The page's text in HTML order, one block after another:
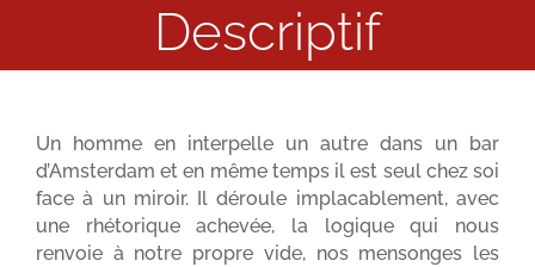
Descriptif
Un homme en interpelle un autre dans un bar
d’Amsterdam et en même temps il est seul chez soi
face à un miroir. Il déroule implacablement, avec
une rhétorique achevée, la logique qui nous
renvoie à notre propre vide, nos mensonges les